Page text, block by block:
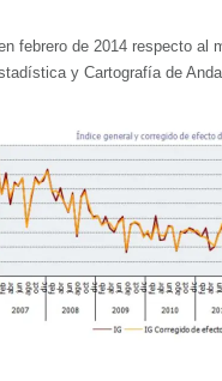
febrero de 2014 respecto
y Cartografía de